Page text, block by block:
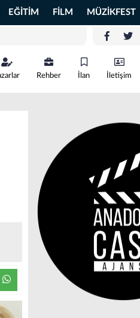
EĞİTİM FİLM MÜZİKFEST
Rehber İlan İletişim